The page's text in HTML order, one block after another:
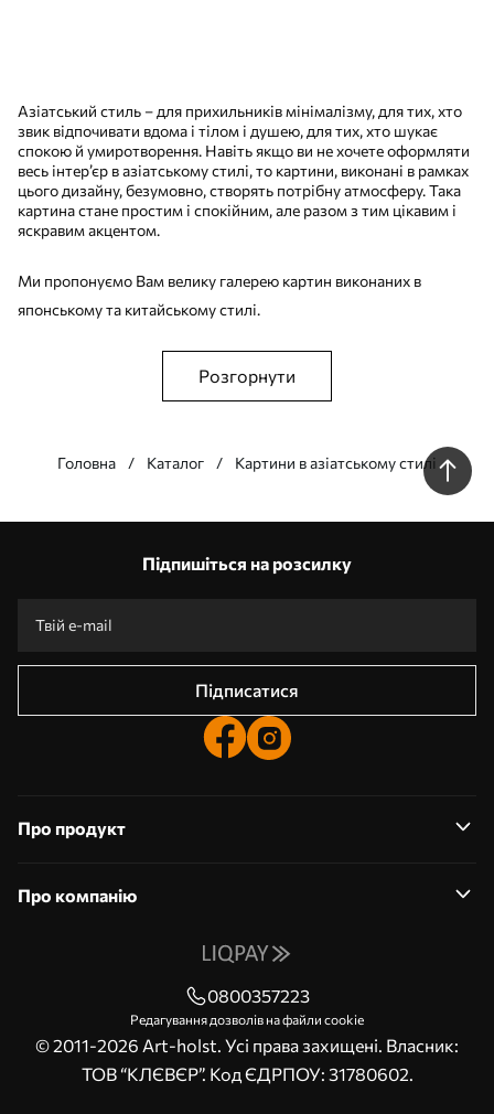
Азіатський стиль – для прихильників мінімалізму, для тих, хто
звик відпочивати вдома і тілом і душею, для тих, хто шукає
спокою й умиротворення. Навіть якщо ви не хочете оформляти
весь інтер’єр в азіатському стилі, то картини, виконані в рамках
цього дизайну, безумовно, створять потрібну атмосферу. Така
картина стане простим і спокійним, але разом з тим цікавим і
яскравим акцентом.
Ми пропонуємо Вам велику галерею картин виконаних в
японському та китайському стилі.
Розгорнути
Головна Каталог Картини в азіатському стилі
Виготовлення за індивідуальними розмірами
Промокоди зі знижками до замовлення!
Підпишіться на розсилку
Підписатися
Про продукт
Про компанію
0800357223
Редагування дозволів на файли cookie
© 2011-2026 Art-holst. Усі права захищені. Власник:
ТОВ “КЛЄВЄР”. Код ЄДРПОУ: 31780602.